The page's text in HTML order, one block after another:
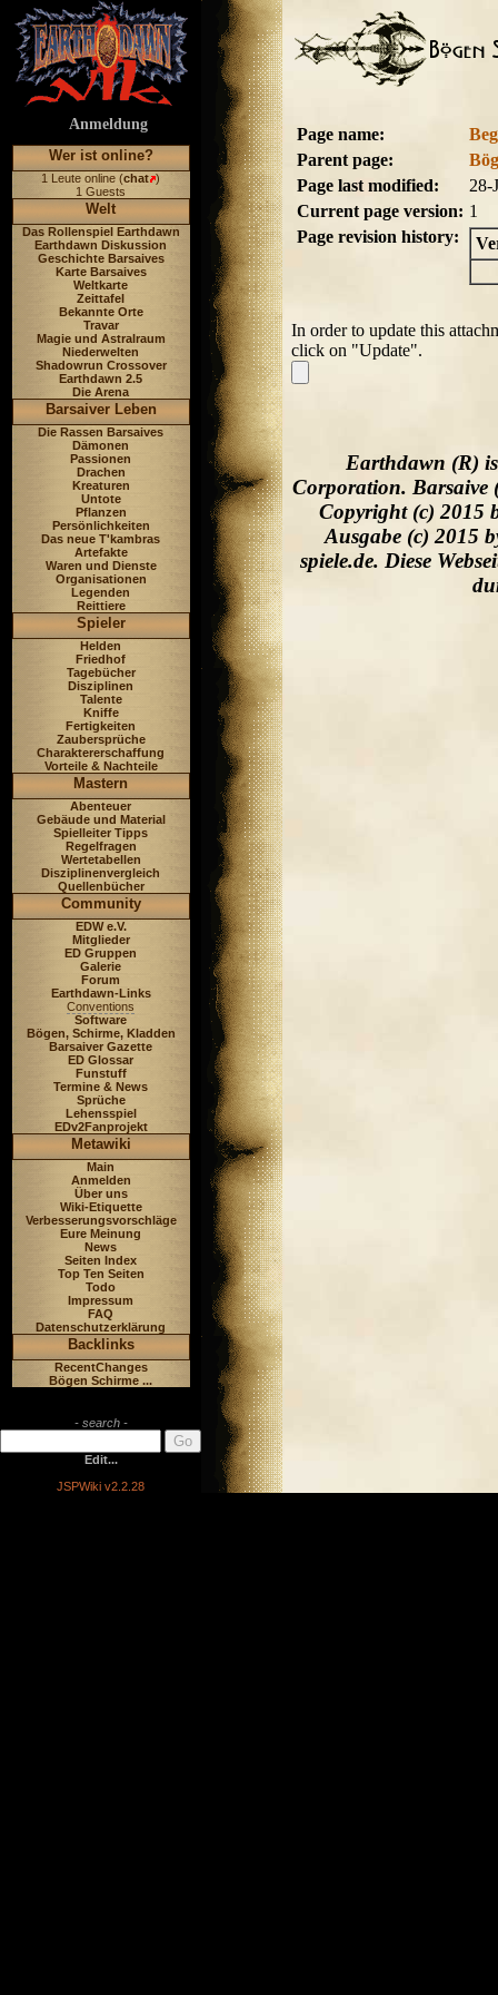
Anmeldung
Wer ist online?
1 Leute online (chat )
1 Guests
Welt
Das Rollenspiel Earthdawn
Earthdawn Diskussion
Geschichte Barsaives
Karte Barsaives
Weltkarte
Zeittafel
Bekannte Orte
Travar
Magie und Astralraum
Niederwelten
Shadowrun Crossover
Earthdawn 2.5
Die Arena
Barsaiver Leben
Die Rassen Barsaives
Dämonen
Passionen
Drachen
Kreaturen
Untote
Pflanzen
Persönlichkeiten
Das neue T'kambras
Artefakte
Waren und Dienste
Organisationen
Legenden
Reittiere
Spieler
Helden
Friedhof
Tagebücher
Disziplinen
Talente
Kniffe
Fertigkeiten
Zaubersprüche
Charaktererschaffung
Vorteile & Nachteile
Mastern
Abenteuer
Gebäude und Material
Spielleiter Tipps
Regelfragen
Wertetabellen
Disziplinenvergleich
Quellenbücher
Community
EDW e.V.
Mitglieder
ED Gruppen
Galerie
Forum
Earthdawn-Links
Conventions
Software
Bögen, Schirme, Kladden
Barsaiver Gazette
ED Glossar
Funstuff
Termine & News
Sprüche
Lehensspiel
EDv2Fanprojekt
Metawiki
Main
Anmelden
Über uns
Wiki-Etiquette
Verbesserungsvorschläge
Eure Meinung
News
Seiten Index
Top Ten Seiten
Todo
Impressum
FAQ
Datenschutzerklärung
Backlinks
RecentChanges
Bögen Schirme ...
- search -
Edit...
JSPWiki v2.2.28
Page name:
Parent page:
Page last modified:
28-
Current page version: 1
Page revision history:
In order to update this
click on "Update".
Earthdawn (R)
Corporation. Barsaive
Copyright (c) 2015
Ausgabe (c) 2015
spiele.de. Diese